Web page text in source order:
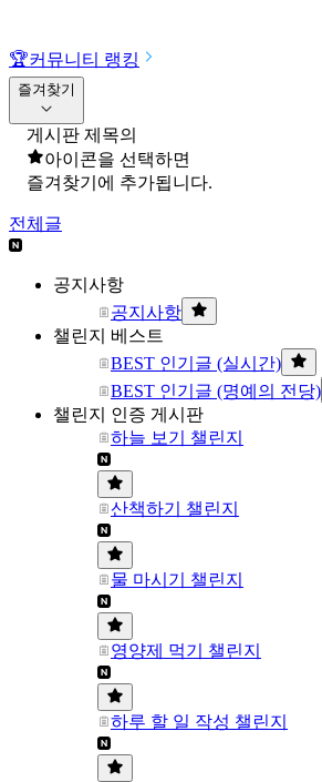
🏆커뮤니티 랭킹
즐겨찾기
게시판 제목의
아이콘을 선택하면
즐겨찾기에 추가됩니다.
전체글
공지사항
공지사항
챌린지 베스트
BEST 인기글 (실시간)
BEST 인기글 (명예의 전당)
챌린지 인증 게시판
하늘 보기 챌린지
산책하기 챌린지
물 마시기 챌린지
영양제 먹기 챌린지
하루 할 일 작성 챌린지